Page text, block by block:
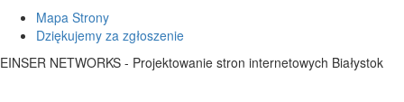
Mapa Strony
Dziękujemy za zgłoszenie
EINSER NETWORKS - Projektowanie stron internetowych Białystok